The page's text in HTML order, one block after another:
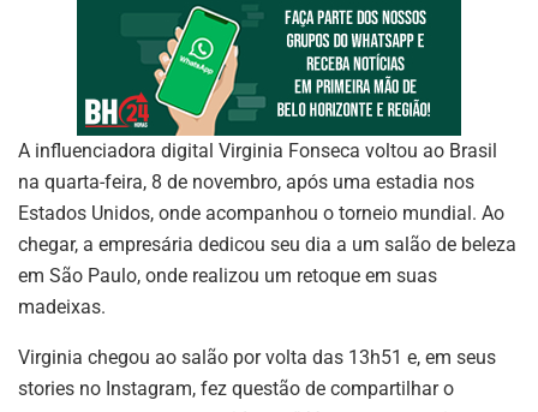
A influenciadora digital Virginia Fonseca voltou ao Brasil
na quarta-feira, 8 de novembro, após uma estadia nos
Estados Unidos, onde acompanhou o torneio mundial. Ao
chegar, a empresária dedicou seu dia a um salão de beleza
em São Paulo, onde realizou um retoque em suas
madeixas.
Virginia chegou ao salão por volta das 13h51 e, em seus
stories no Instagram, fez questão de compartilhar o